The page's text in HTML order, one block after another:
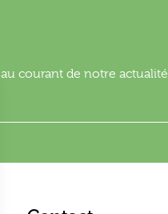
courant de notre actualité.